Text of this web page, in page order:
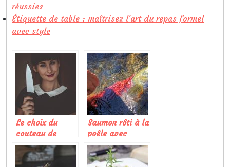
réussies
Étiquette de table : maîtrisez l’art du repas formel
avec style
Le choix du
couteau de
cuisine pour des
coupes réussies
Saumon rôti à la
poêle avec
vinaigrette aux
tomates